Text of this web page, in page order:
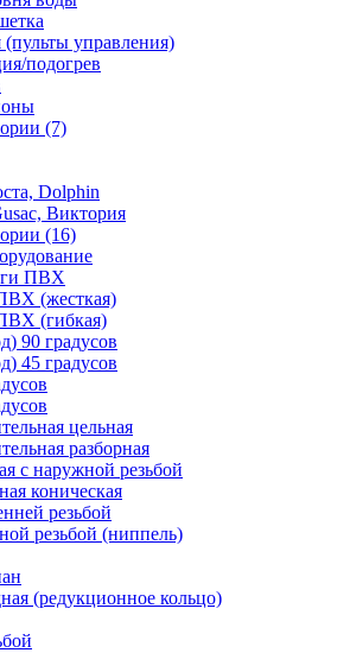
управления)
подогрев
(7)
Dolphin
Виктория
(16)
ПВХ
(жесткая)
(гибкая)
90 градусов
45 градусов
цельная
разборная
с наружной резьбой
коническая
резьбой
резьбой (ниппель)
(редукционное кольцо)